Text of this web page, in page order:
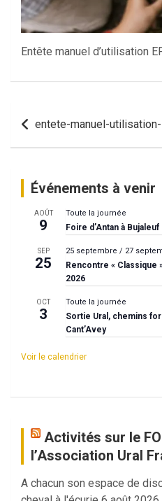
Entête manuel d’utilisation
Navigation
entete-manuel-
Événements à venir
AOÛT
9
Toute la journée
Foire d’Antan à Bujaleuf
SEP
25
25 septembre / 27
Rencontre « Classique
2026
OCT
3
Toute la journée
Sortie Ural, chemins
Cant’Avey
Voir le calendrier
Activités sur le
l’Association Ural
A chacun son espace de